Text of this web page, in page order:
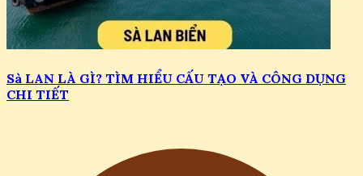
Sà LAN LÀ GÌ? TÌM HIỂU CẤU TẠO VÀ CÔNG DỤNG
CHI TIẾT